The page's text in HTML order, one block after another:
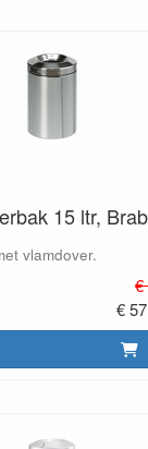
15 ltr,
vlamdover.
€
€